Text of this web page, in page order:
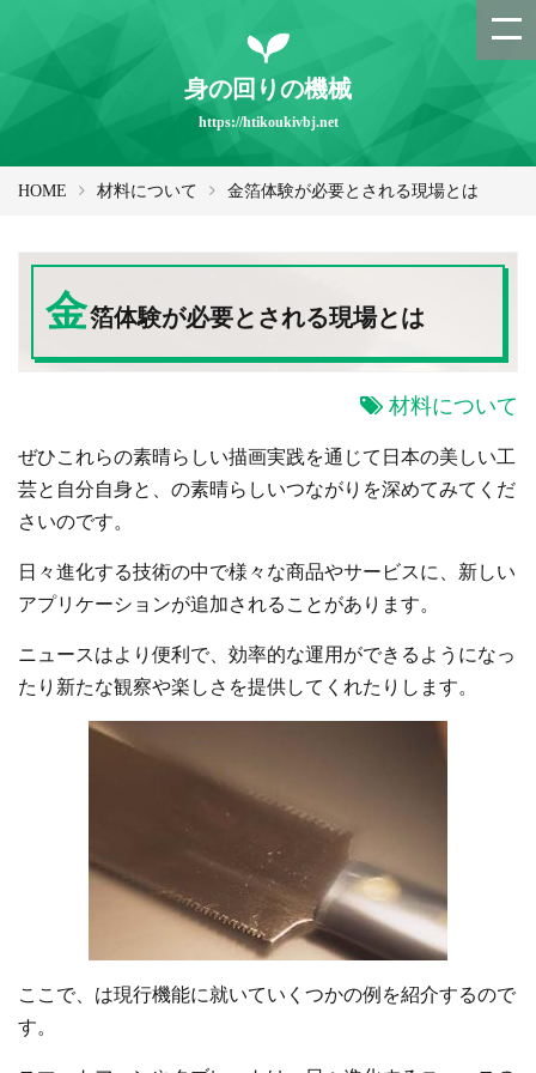
身の回りの機械
https://htikoukivbj.net
HOME 材料について 金箔体験が必要とされる現場とは
金箔体験が必要とされる現場とは
材料について
ぜひこれらの素晴らしい描画実践を通じて日本の美しい工
芸と自分自身と、の素晴らしいつながりを深めてみてくだ
さいのです。
日々進化する技術の中で様々な商品やサービスに、新しい
アプリケーションが追加されることがあります。
ニュースはより便利で、効率的な運用ができるようになっ
たり新たな観察や楽しさを提供してくれたりします。
ここで、は現行機能に就いていくつかの例を紹介するので
す。